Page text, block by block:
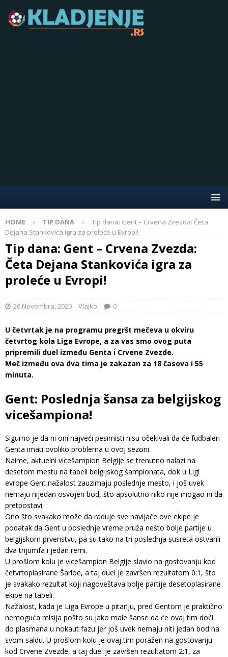
HOME TIP DANA
Tip dana: Gent – Crvena Zvezda: Četa
Dejana Stankovića igra za proleće u Evropi!
Tip dana: Gent – Crvena Zvezda:
Četa Dejana Stankovića igra za
proleće u Evropi!
26 Novembra, 2020 Vlajko 0
U četvrtak je na programu pregršt mečeva u okviru
četvrtog kola Liga Evrope, a za vas smo ovog puta
pripremili duel između Genta i Crvene Zvezde.
Meč između ova dva tima je zakazan za 18 časova i 55
minuta.
Gent: Poslednja šansa za belgijskog
vicešampiona!
Sigurno je da ni oni najveći pesimisti nisu očekivali da će fudbaleri
Genta imati ovoliko problema u ovoj sezoni.
Naime, aktuelni vicešampion Belgije se trenutno nalazi na
desetom mestu na tabeli belgijskog šampionata, dok u Ligi
evrope Gent nažalost zauzimaju poslednje mesto, i još uvek
nemaju nijedan osvojen bod, što apsolutno niko nije mogao ni da
pretpostavi.
Ono što svakako može da raduje sve navijače ove ekipe je
podatak da Gent u poslednje vreme pruža nešto bolje partije u
belgijskom prvenstvu, pa su tako na tri poslednja susreta ostvarili
dva trijumfa i jedan remi.
U prošlom kolu je vicešampion Belgije slavio na gostovanju kod
četvrtoplasirane Šarloe, a taj duel je završen rezultatom 0:1, što
je svakako rezultat koji nagoveštava bolje partije desetoplasirane
ekipe na tabeli.
Nažalost, kada je Liga Evrope u pitanju, pred Gentom je praktično
nemoguća misija pošto su jako male šanse da će ovaj tim doći
do plasmana u nokaut fazu jer još uvek nemaju niti jedan bod na
svom saldu. U prošlom kolu je ovaj tim poražen na gostovanju
kod Crvene Zvezde, a taj duel je završen rezultatom 2:1, za